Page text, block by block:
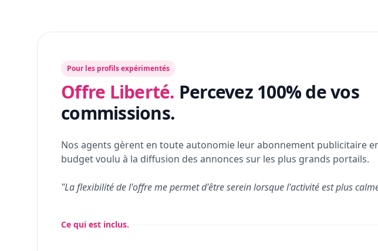
Pour les profils expérimentés
Offre Liberté. Percevez 100% de vos
commissions.
Nos agents gèrent en toute autonomie leur abonnement publicitaire
budget voulu à la diffusion des annonces sur les plus grands portails.
"La flexibilité de l'offre me permet d'être serein lorsque l'activité est plus
Ce qui est inclus.